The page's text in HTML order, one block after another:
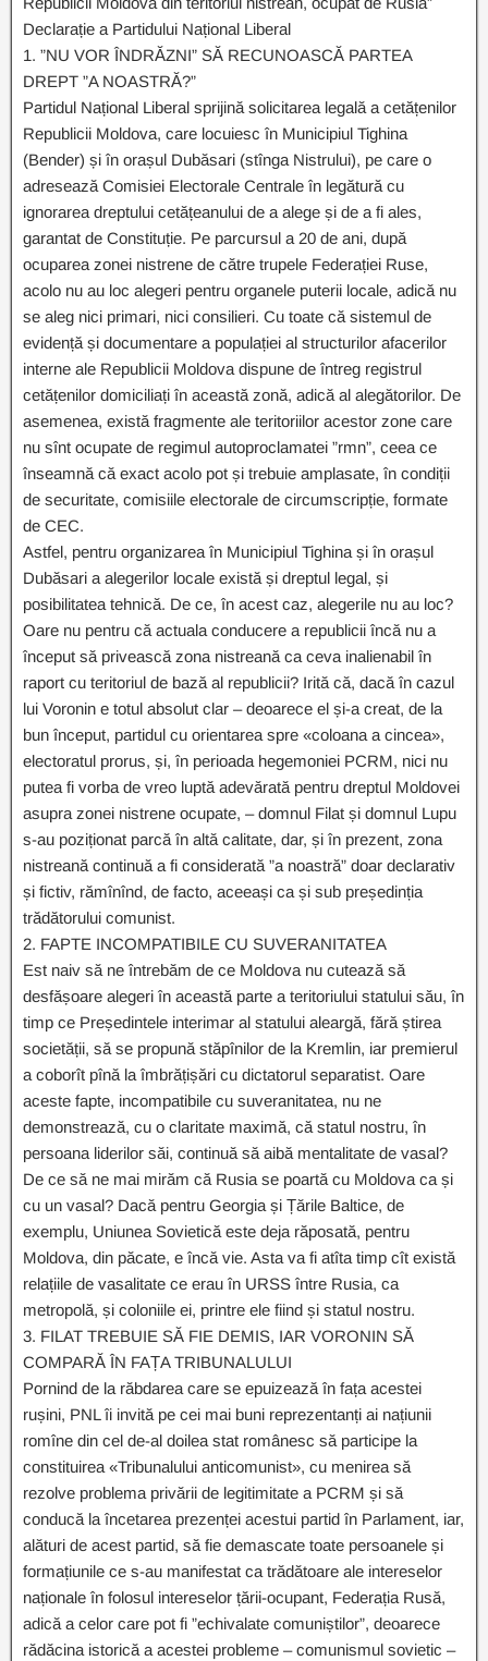
Declarație a Partidului Național Liberal
1. ”NU VOR ÎNDRĂZNI” SĂ RECUNOASCĂ PARTEA
DREPT ”A NOASTRĂ?”
Partidul Național Liberal sprijină solicitarea legală a cetățenilor
Republicii Moldova, care locuiesc în Municipiul Tighina
(Bender) și în orașul Dubăsari (stînga Nistrului), pe care o
adresează Comisiei Electorale Centrale în legătură cu
ignorarea dreptului cetățeanului de a alege și de a fi ales,
garantat de Constituție. Pe parcursul a 20 de ani, după
ocuparea zonei nistrene de către trupele Federației Ruse,
acolo nu au loc alegeri pentru organele puterii locale, adică nu
se aleg nici primari, nici consilieri. Cu toate că sistemul de
evidență și documentare a populației al structurilor afacerilor
interne ale Republicii Moldova dispune de întreg registrul
cetățenilor domiciliați în această zonă, adică al alegătorilor. De
asemenea, există fragmente ale teritoriilor acestor zone care
nu sînt ocupate de regimul autoproclamatei ”rmn”, ceea ce
înseamnă că exact acolo pot și trebuie amplasate, în condiții
de securitate, comisiile electorale de circumscripție, formate
de CEC.
Astfel, pentru organizarea în Municipiul Tighina și în orașul
Dubăsari а alegerilor locale există și dreptul legal, și
posibilitatea tehnică. De ce, în acest caz, alegerile nu au loc?
Oare nu pentru că actuala conducere a republicii încă nu a
început să privească zona nistreană ca ceva inalienabil în
raport cu teritoriul de bază al republicii? Irită că, dacă în cazul
lui Voronin e totul absolut clar – deoarece el și-a creat, de la
bun început, partidul cu orientarea spre «coloana a cincea»,
electoratul prorus, și, în perioada hegemoniei PCRM, nici nu
putea fi vorba de vreo luptă adevărată pentru dreptul Moldovei
asupra zonei nistrene ocupate, – domnul Filat și domnul Lupu
s-au poziționat parcă în altă calitate, dar, și în prezent, zona
nistreană continuă a fi considerată ”a noastră” doar declarativ
și fictiv, rămînînd, de facto, aceeași ca și sub președinția
trădătorului comunist.
2. FAPTE INCOMPATIBILE CU SUVERANITATEA
Est naiv să ne întrebăm de ce Moldova nu cutează să
desfășoare alegeri în această parte a teritoriului statului său, în
timp ce Președintele interimar al statului aleargă, fără știrea
societății, să se propună stăpînilor de la Kremlin, iar premierul
a coborît pînă la îmbrățișări cu dictatorul separatist. Oare
aceste fapte, incompatibile cu suveranitatea, nu ne
demonstrează, cu o claritate maximă, că statul nostru, în
persoana liderilor săi, continuă să aibă mentalitate de vasal?
De ce să ne mai mirăm că Rusia se poartă cu Moldova ca și
cu un vasal? Dacă pentru Georgia și Țările Baltice, de
exemplu, Uniunea Sovietică este deja răposată, pentru
Moldova, din păcate, e încă vie. Asta va fi atîta timp cît există
relațiile de vasalitate ce erau în URSS între Rusia, ca
metropolă, și coloniile ei, printre ele fiind și statul nostru.
3. FILAT TREBUIE SĂ FIE DEMIS, IAR VORONIN SĂ
COMPARĂ ÎN FAȚA TRIBUNALULUI
Pornind de la răbdarea care se epuizează în fața acestei
rușini, PNL îi invită pe cei mai buni reprezentanți ai națiunii
romîne din cel de-al doilea stat românesc să participe la
constituirea «Tribunalului anticomunist», cu menirea să
rezolve problema privării de legitimitate a PCRM și să
conducă la încetarea prezenței acestui partid în Parlament, iar,
alături de acest partid, să fie demascate toate persoanele și
formațiunile ce s-au manifestat ca trădătoare ale intereselor
naționale în folosul intereselor țării-ocupant, Federația Rusă,
adică a celor care pot fi ”echivalate comuniștilor”, deoarece
rădăcina istorică a acestei probleme – comunismul sovietic –